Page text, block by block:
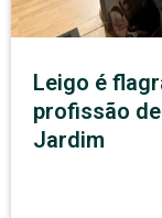
Leigo é
profissão
Jardim